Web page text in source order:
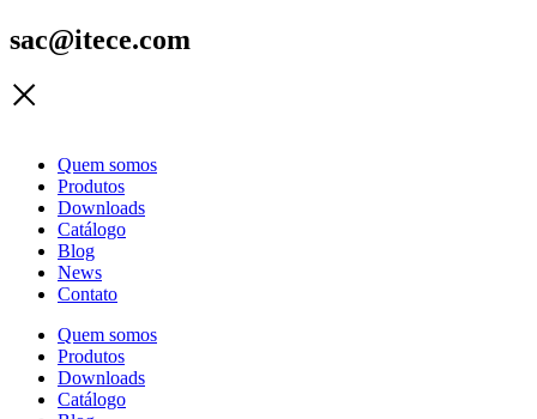
sac@itece.com
Quem somos
Produtos
Downloads
Catálogo
Blog
News
Contato
Quem somos
Produtos
Downloads
Catálogo